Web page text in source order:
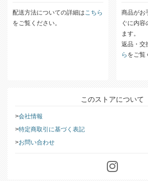
配送方法についての詳細は こちら
をご覧ください。
商品がお
ぐに内容
ます。
返品・交
ら をご覧
このストアについて
会社情報
特定商取引に基づく表記
お問い合わせ